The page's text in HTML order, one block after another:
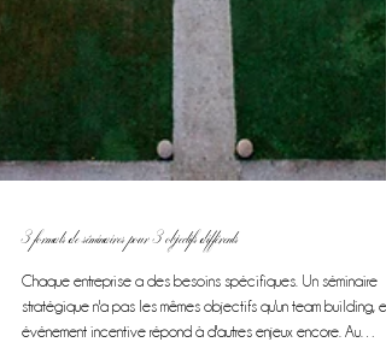
3 formats de séminaires pour 3 objectifs différents
Chaque entreprise a des besoins spécifiques. Un séminaire